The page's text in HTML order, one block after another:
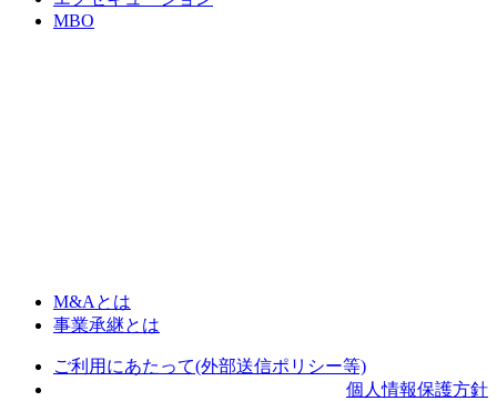
MBO
M&Aとは
事業承継とは
ご利用にあたって(外部送信ポリシー等)
個人情報保護方針